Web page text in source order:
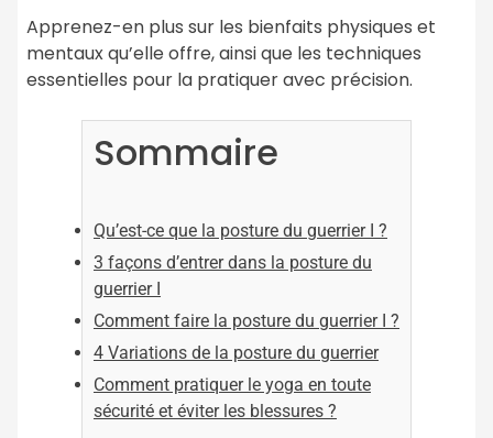
Apprenez-en plus sur les bienfaits physiques et
mentaux qu’elle offre, ainsi que les techniques
essentielles pour la pratiquer avec précision.
Sommaire
Qu’est-ce que la posture du guerrier I ?
3 façons d’entrer dans la posture du
guerrier I
Comment faire la posture du guerrier I ?
4 Variations de la posture du guerrier
Comment pratiquer le yoga en toute
sécurité et éviter les blessures ?